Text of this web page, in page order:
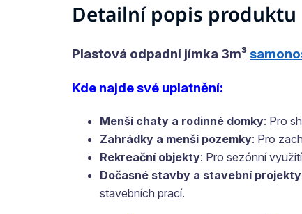
Detailní popis produktu
Plastová odpadní jímka 3m³
Kde najde své uplatnění:
Menší chaty a rodinné domky: Pro
Zahrádky a menší pozemky: Pro
Rekreační objekty: Pro sezónní
Dočasné stavby a stavební projekty
stavebních prací.